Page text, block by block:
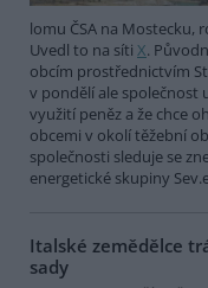
lomu ČSA na
Uvedl to na síti X.
obcím prostřednictvím
v pondělí ale společnost
využití peněz a že chce
obcemi v okolí těžební
společnosti sleduje se
energetické skupiny
Italské zemědělce
sady